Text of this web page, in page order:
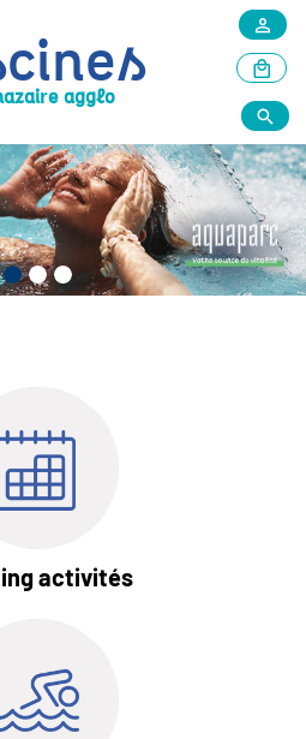
re agglo
activités